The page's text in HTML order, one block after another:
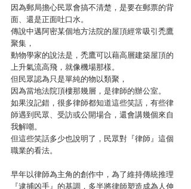
因為郵局擔心民眾會搞不清楚，是要在郵票的背
面、還是正面吐口水。
傳說中邁阿密某個地方法院的屋頂經常吸引禿鷹
聚集，
動物學家的說法是，禿鷹可以藉高層建築屋頂的
上升氣流高飛，就像機場那樣。
但民眾認為只是單純的物以類聚，
因為當地法院頂樓那幾層，是律師的辦公室。
如果沒記錯，很多律師都知道這些笑話，有些律
師遇到民眾、受訪或公開場合，還會講幾個來自
我解嘲。
但這些笑話多少也說明了，民眾對『律師』這個
職業的看法。
早年以律師為主角的創作中，為了維持傳統推理
『逮捕凶手』的基調，多半將律師塑造成為人伸